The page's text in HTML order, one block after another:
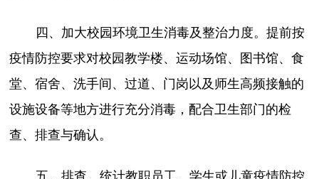
四、加大校园环境卫生消毒及整治力度。提前按
疫情防控要求对校园教学楼、运动场馆、图书馆、食
堂、宿舍、洗手间、过道、门岗以及师生高频接触的
设施设备等地方进行充分消毒，配合卫生部门的检
查、排查与确认。